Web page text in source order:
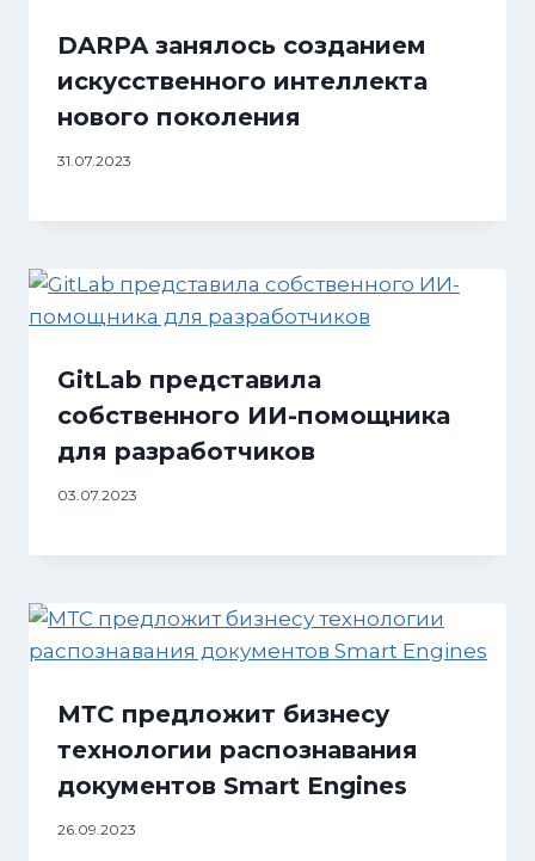
DARPA занялось созданием
искусственного интеллекта
нового поколения
31.07.2023
GitLab представила
собственного ИИ-помощника
для разработчиков
03.07.2023
МТС предложит бизнесу
технологии распознавания
документов Smart Engines
26.09.2023